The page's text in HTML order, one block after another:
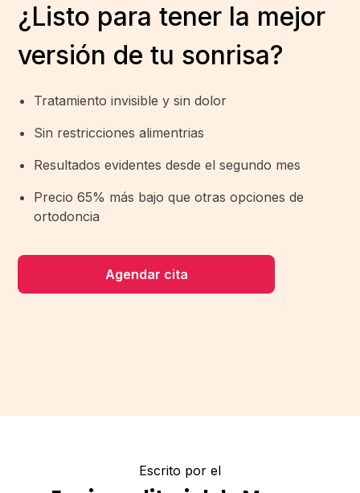
¿Listo para tener la mejor
versión de tu sonrisa?
Tratamiento invisible y sin dolor
Sin restricciones alimentrias
Resultados evidentes desde el segundo mes
Precio 65% más bajo que otras opciones de
ortodoncia
Agendar cita
Escrito por el